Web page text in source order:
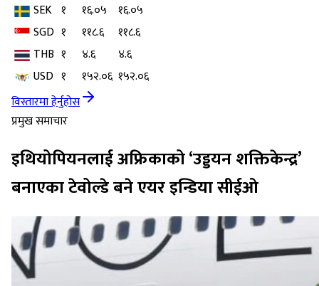
SEK १ १६.०५
१६.०५
SGD १ ११८.६
११८.६
THB १ ४.६
४.६
USD १ १५२.०६ १५२.०६
विस्तारमा हेर्नुहोस
प्रमुख समाचार
इथियोपियनलाई अफ्रिकाको ‘उड्डयन शक्तिकेन्द्र’
बनाएका टेवोल्डे बने एयर इन्डिया सीईओ